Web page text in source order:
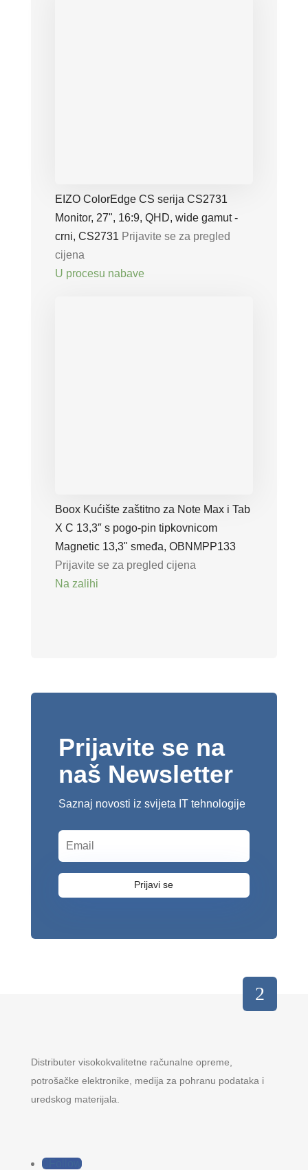
EIZO ColorEdge CS serija CS2731
Monitor, 27", 16:9, QHD, wide gamut -
crni, CS2731 Prijavite se za pregled
cijena
U procesu nabave
Boox Kućište zaštitno za Note Max i Tab
X C 13,3″ s pogo-pin tipkovnicom
Magnetic 13,3" smeđa, OBNMPP133
Prijavite se za pregled cijena
Na zalihi
Prijavite se na
naš Newsletter
Saznaj novosti iz svijeta IT tehnologije
Prijavi se
Distributer visokokvalitetne računalne opreme,
potrošačke elektronike, medija za pohranu podataka i
uredskog materijala.
Follow